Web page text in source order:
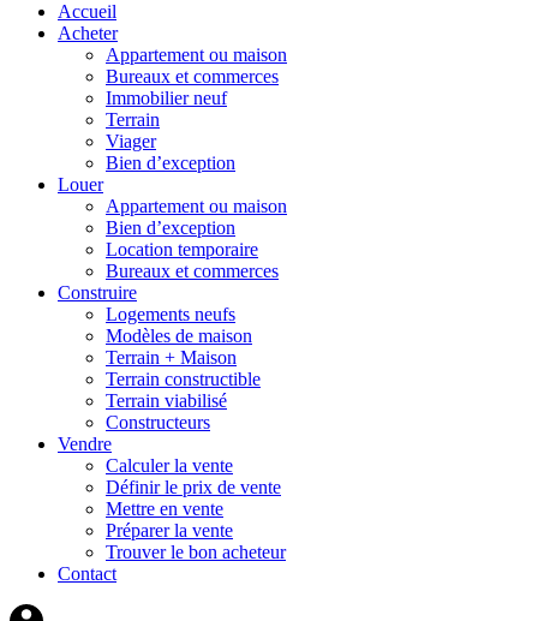
Accueil
Acheter
Appartement ou maison
Bureaux et commerces
Immobilier neuf
Terrain
Viager
Bien d’exception
Louer
Appartement ou maison
Bien d’exception
Location temporaire
Bureaux et commerces
Construire
Logements neufs
Modèles de maison
Terrain + Maison
Terrain constructible
Terrain viabilisé
Constructeurs
Vendre
Calculer la vente
Définir le prix de vente
Mettre en vente
Préparer la vente
Trouver le bon acheteur
Contact